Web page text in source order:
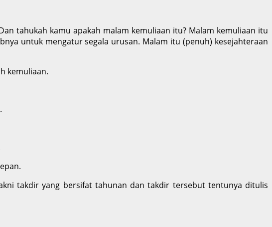
tahukah kamu apakah malam kemuliaan itu? Malam kemuliaan itu
untuk mengatur segala urusan. Malam itu (penuh) kesejahteraan
kemuliaan.
takdir yang bersifat tahunan dan takdir tersebut tentunya ditulis